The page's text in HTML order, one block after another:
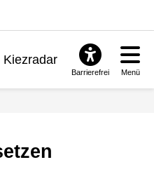
Kiezradar
Barrierefrei Menü